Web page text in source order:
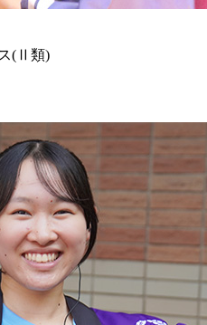
(Ⅱ類)